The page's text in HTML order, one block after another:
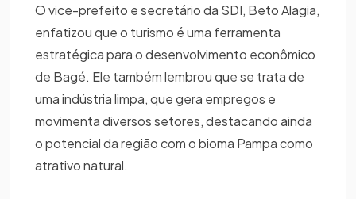
O vice-prefeito e secretário da SDI, Beto Alagia,
enfatizou que o turismo é uma ferramenta
estratégica para o desenvolvimento econômico
de Bagé. Ele também lembrou que se trata de
uma indústria limpa, que gera empregos e
movimenta diversos setores, destacando ainda
o potencial da região com o bioma Pampa como
atrativo natural.